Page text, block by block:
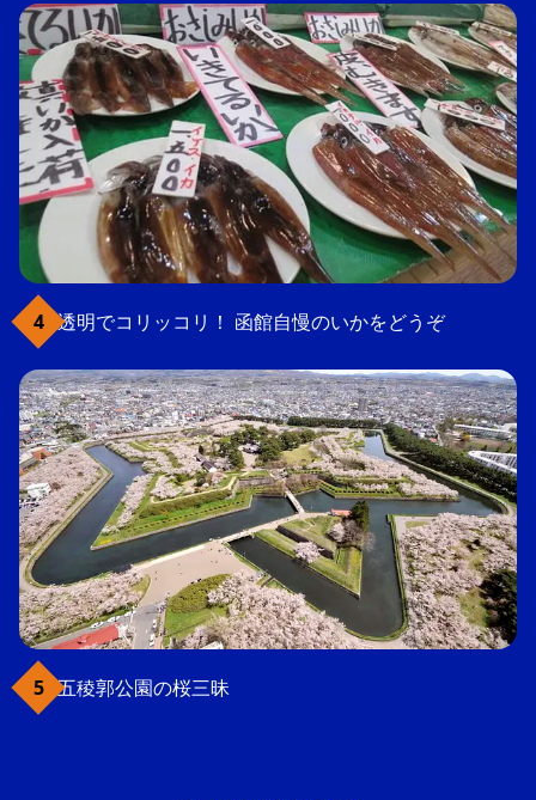
透明でコリッコリ！ 函館自慢のいかをどうぞ
五稜郭公園の桜三昧